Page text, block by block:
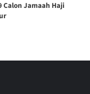
Calon Jamaah Haji